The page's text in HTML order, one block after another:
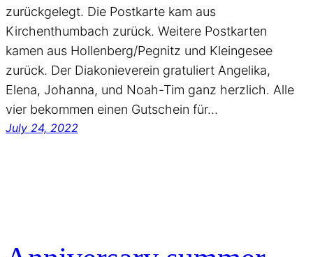
zurückgelegt. Die Postkarte kam aus
Kirchenthumbach zurück. Weitere Postkarten
kamen aus Hollenberg/Pegnitz und Kleingesee
zurück. Der Diakonieverein gratuliert Angelika,
Elena, Johanna, und Noah-Tim ganz herzlich. Alle
vier bekommen einen Gutschein für…
July 24, 2022